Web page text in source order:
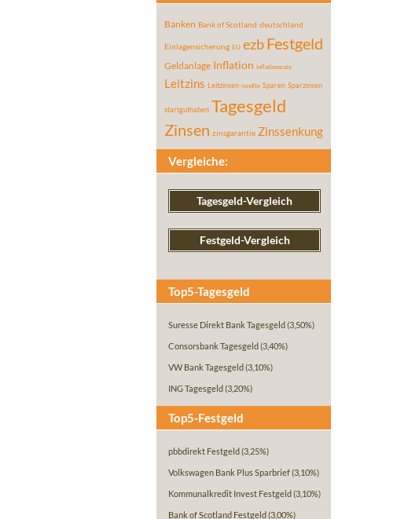
Banken Bank of Scotland deutschland
Einlagensicherung EU ezbFestgeld
Geldanlage Inflation inflationsrate
Leitzins Leitzinsen rendite Sparen Sparzinsen
startguthaben Tagesgeld
Zinsen zinsgarantie Zinssenkung
Vergleiche:
Tagesgeld-Vergleich
Festgeld-Vergleich
Top5-Tagesgeld
Suresse Direkt Bank Tagesgeld (3,50%)
Consorsbank Tagesgeld (3,40%)
VW Bank Tagesgeld (3,10%)
ING Tagesgeld (3,20%)
Top5-Festgeld
pbbdirekt Festgeld (3,25%)
Volkswagen Bank Plus Sparbrief(3,10%)
Kommunalkredit Invest Festgeld (3,10%)
Bank of Scotland Festgeld (3,00%)